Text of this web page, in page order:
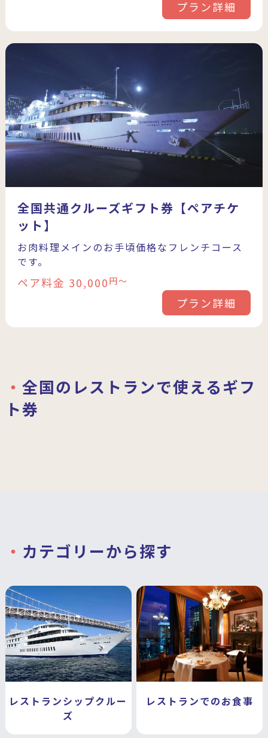
プラン詳細
全国共通クルーズギフト券【ペアチケ
ット】
お肉料理メインのお手頃価格なフレンチコース
です。
ペア料金 30,000 円〜
プラン詳細
全国のレストランで使えるギフ
ト券
カテゴリーから探す
レストランシップクルー
ズ
レストランでのお食事